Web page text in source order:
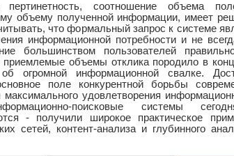
пертинетность, соотношение объема
объему полученной информации, имеет
что формальный запрос к системе
информационной потребности и не
большинством пользователей
приемлемые объемы отклика породило в
огромной информационной свалке.
поле конкурентной борьбы
удовлетворения
поисковые системы
- получили широкое практическое
сетей, контент-анализа и глубинного